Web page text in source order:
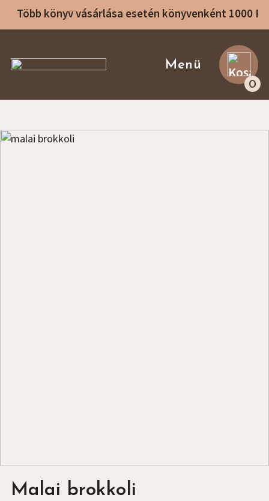
Több könyv vásárlása esetén könyvenként 1000
Sike Betti Kezdőlap Menü
0
Malai brokkoli